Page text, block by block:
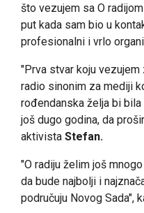
što vezujem sa O
put kada sam bio u
profesionalni i vrlo
"Prva stvar koju vezujem
radio sinonim za mediji
rođendanska želja bi
još dugo godina, da
aktivista Stefan.
"O radiju želim još
da bude najbolji i
područuju Novog Sada",